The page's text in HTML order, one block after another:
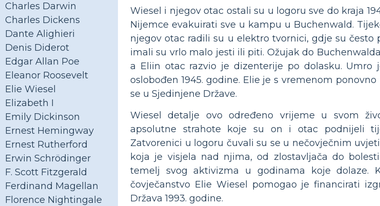
Charles Darwin
Charles Dickens
Dante Alighieri
Denis Diderot
Edgar Allan Poe
Eleanor Roosevelt
Elie Wiesel
Elizabeth I
Emily Dickinson
Ernest Hemingway
Ernest Rutherford
Erwin Schrödinger
F. Scott Fitzgerald
Ferdinand Magellan
Florence Nightingale
Wiesel i njegov otac ostali su u logoru sve do kraja
Nijemce evakuirati sve u kampu u Buchenwald.
njegov otac radili su u elektro tvornici, gdje su često
imali su vrlo malo jesti ili piti. Ožujak do
a Eliin otac razvio je dizenterije po dolasku.
oslobođen 1945. godine. Elie je s vremenom
se u Sjedinjene Države.
Wiesel detalje ovo određeno vrijeme u svom
apsolutne strahote koje su on i otac podnijeli
Zatvorenici u logoru čuvali su se u nečovječnim
koja je visjela nad njima, od zlostavljača do
temelj svog aktivizma u godinama koje dolaze.
čovječanstvo Elie Wiesel pomogao je financirati
Država 1993. godine.